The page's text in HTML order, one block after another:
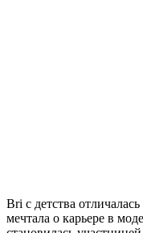
Bri с детства
мечтала о карьере в